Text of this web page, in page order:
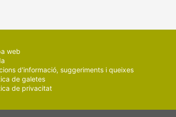
web
d'informació, suggeriments i queixes
de galetes
de privacitat